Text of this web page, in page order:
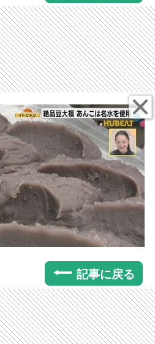
記事に戻る